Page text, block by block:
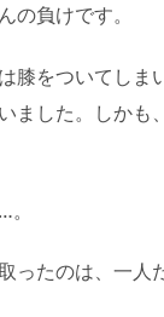
の負けです。
膝をついてしま
ました。しかも
ったのは、一人